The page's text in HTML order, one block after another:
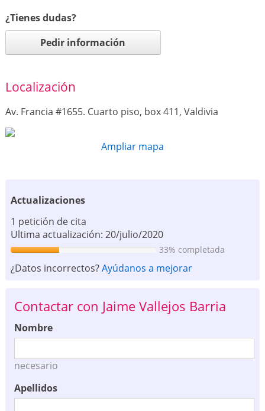
¿Tienes dudas?
Pedir información
Localización
Av. Francia #1655. Cuarto piso, box 411, Valdivia
Ampliar mapa
Actualizaciones
1 petición de cita
Ultima actualización: 20/julio/2020
33% completada
¿Datos incorrectos?Ayúdanos a mejorar
Contactar con Jaime Vallejos Barria
Nombre
necesario
Apellidos